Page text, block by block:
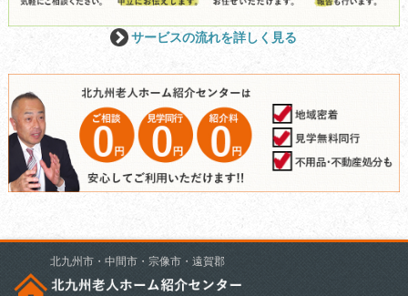
サービスの流れを詳しく見る
北九州市・中間市・宗像市・遠賀郡